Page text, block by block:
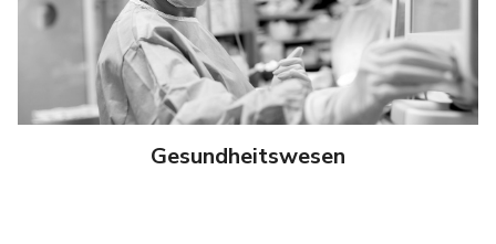
Gesundheitswesen